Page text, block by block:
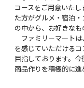
コースをご用意いた
た方がグルメ・宿泊
の中から、お好きなも
ファミリーマートは
を感じていただける
目指しております。
商品作りを積極的に進